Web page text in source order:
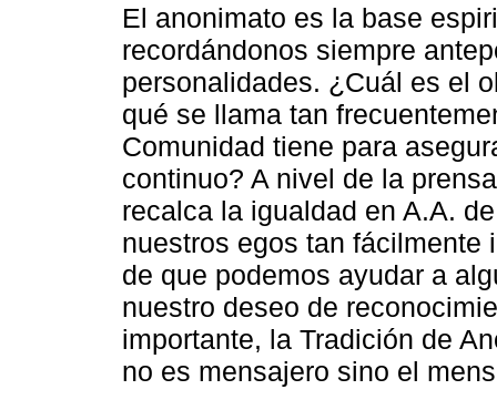
El anonimato es la base
recordándonos siempre
personalidades. ¿Cuál es el
qué se llama tan
Comunidad tiene para
continuo? A nivel de la
recalca la igualdad en A.A.
nuestros egos tan fácilmente
de que podemos ayudar a
nuestro deseo de
importante, la Tradición de
no es mensajero sino el